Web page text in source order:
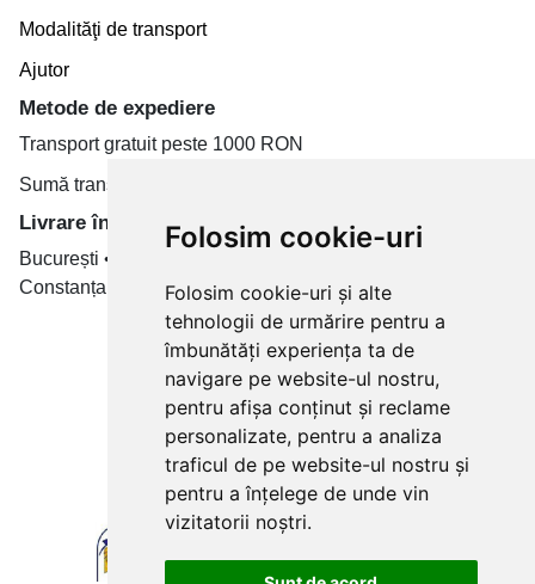
Folosim cookie-uri
Folosim cookie-uri și alte
tehnologii de urmărire pentru a
îmbunătăți experiența ta de
navigare pe website-ul nostru,
pentru afișa conținut și reclame
personalizate, pentru a analiza
traficul de pe website-ul nostru și
pentru a înțelege de unde vin
vizitatorii noștri.
Modalităţi de transport
Ajutor
Metode de expediere
Transport gratuit peste 1000 RON
Sumă transport de la 19.99 RON
Livrare în toate țară
București • Cluj-Napoca • Brașov • Timișoara • Iași •
Constanța • Craiova
Plăți cu card bancar prin